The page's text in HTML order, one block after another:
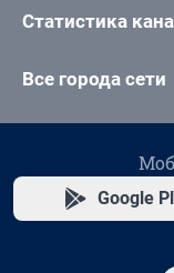
Статистика
Все города сети
Google